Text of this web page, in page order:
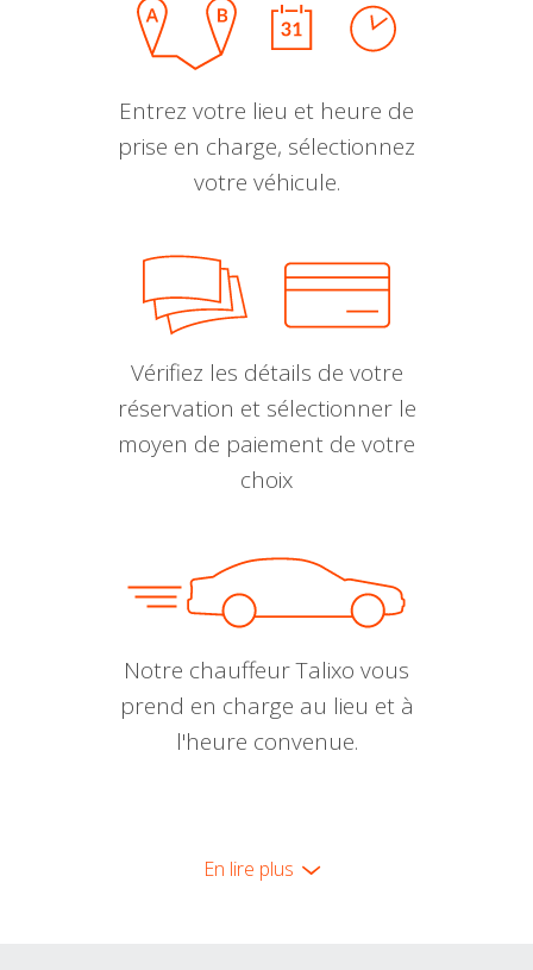
Entrez votre lieu et heure de
prise en charge, sélectionnez
votre véhicule.
Vérifiez les détails de votre
réservation et sélectionner le
moyen de paiement de votre
choix
Notre chauffeur Talixo vous
prend en charge au lieu et à
l'heure convenue.
En lire plus